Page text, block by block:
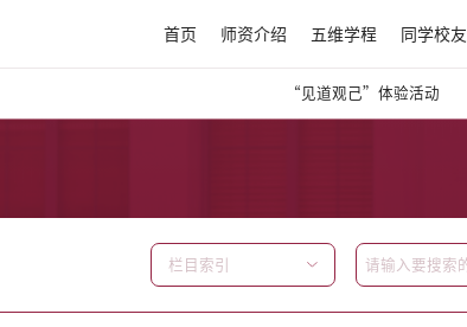
首页 师资介绍 五维学程 同学校友
“见道观己”体验活动
栏目索引